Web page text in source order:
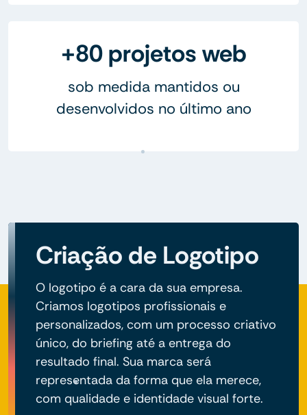
+80 projetos web
sob medida mantidos ou
desenvolvidos no último ano
Criação de Logotipo
O logotipo é a cara da sua empresa.
Criamos logotipos profissionais e
personalizados, com um processo criativo
único, do briefing até a entrega do
resultado final. Sua marca será
representada da forma que ela merece,
com qualidade e identidade visual forte.